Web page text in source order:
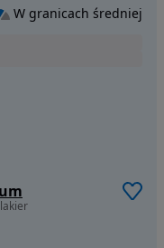
W granicach średniej